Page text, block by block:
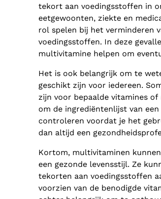
tekort aan voedingsstoffen in
eetgewoonten, ziekte en
rol spelen bij het verminderen
voedingsstoffen. In deze
multivitamine helpen om
Het is ook belangrijk om te
geschikt zijn voor iedereen.
zijn voor bepaalde vitamines
om de ingrediëntenlijst van
controleren voordat je het
dan altijd een
Kortom, multivitaminen
een gezonde levensstijl. Ze
tekorten aan voedingsstoffen
voorzien van de benodigde